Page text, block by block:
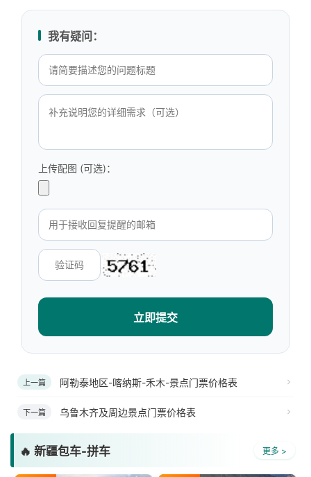
我有疑问：
上传配图 (可选)：
立即提交
上一篇 阿勒泰地区-喀纳斯-禾木-景点门票价格表
下一篇 乌鲁木齐及周边景点门票价格表
🔥 新疆包车-拼车 更多 >